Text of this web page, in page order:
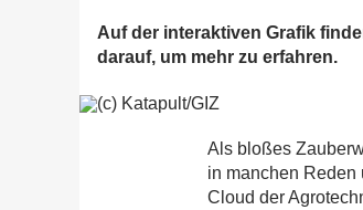
Auf der interaktiven Grafik
darauf, um mehr zu erfahren.
Als bloßes
in manchen Reden
Cloud der